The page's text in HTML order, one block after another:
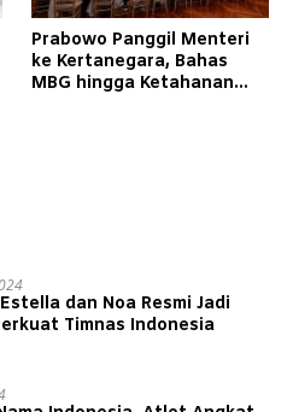
Prabowo Panggil Menteri
ke Kertanegara, Bahas
MBG hingga Ketahanan
dan Noa Resmi Jadi
Timnas Indonesia